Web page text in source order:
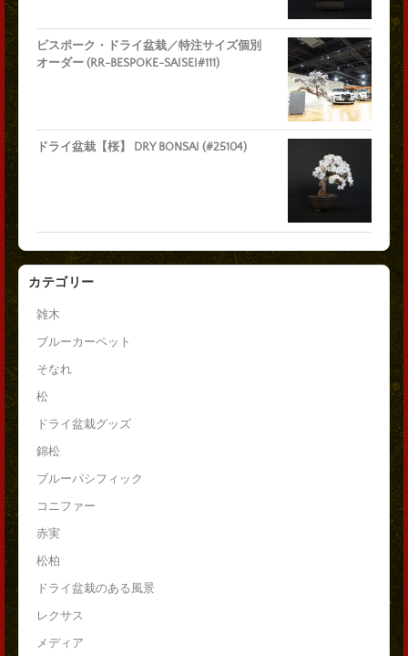
ビスポーク・ドライ盆栽／特注サイズ個別
オーダー (RR-BESPOKE-SAISEI#111)
ドライ盆栽【桜】 DRY BONSAI (#25104)
カテゴリー
雑木
ブルーカーペット
そなれ
松
ドライ盆栽グッズ
錦松
ブルーパシフィック
コニファー
赤実
松柏
ドライ盆栽のある風景
レクサス
メディア